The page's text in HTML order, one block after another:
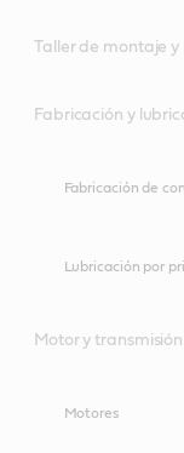
Taller de montaje
Fabricación y
Fabricación de
Lubricación por
Motor y transmisión
Motores